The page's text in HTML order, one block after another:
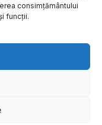
consimțământului
funcții.